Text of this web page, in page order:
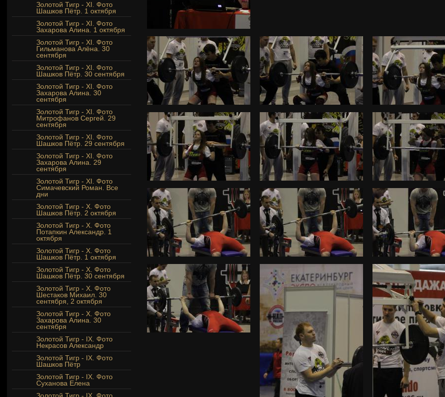
Золотой Тигр - XI. Фото
Шашков Пётр. 1 октября
Золотой Тигр - XI. Фото
Захарова Алина. 1 октября
Золотой Тигр - XI. Фото
Гильманова Алёна. 30
сентября
Золотой Тигр - XI. Фото
Шашков Пётр. 30 сентября
Золотой Тигр - XI. Фото
Захарова Алина. 30
сентября
Золотой Тигр - XI. Фото
Митрофанов Сергей. 29
сентября
Золотой Тигр - XI. Фото
Шашков Пётр. 29 сентября
Золотой Тигр - XI. Фото
Захарова Алина. 29
сентября
Золотой Тигр - XI. Фото
Симачевский Роман. Все
дни
Золотой Тигр - Х. Фото
Шашков Пётр. 2 октября
Золотой Тигр - Х. Фото
Потапкин Александр. 1
октября
Золотой Тигр - Х. Фото
Шашков Пётр. 1 октября
Золотой Тигр - Х. Фото
Шашков Пётр. 30 сентября
Золотой Тигр - Х. Фото
Шестаков Михаил. 30
сентября, 2 октября
Золотой Тигр - X. Фото
Захарова Алина. 30
сентября
Золотой Тигр - IX. Фото
Некрасов Александр
Золотой Тигр - IX. Фото
Шашков Пётр
Золотой Тигр - IX. Фото
Суханова Елена